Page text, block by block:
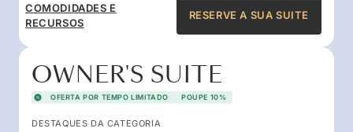
COMODIDADES E
RECURSOS
RESERVE A SUA SUITE
OWNER'S SUITE
OFERTA POR TEMPO LIMITADO POUPE 10%
DESTAQUES DA CATEGORIA